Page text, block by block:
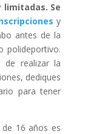
limitadas. Se
y
antes de la
polideportivo.
de realizar la
dediques
para tener
16 años es